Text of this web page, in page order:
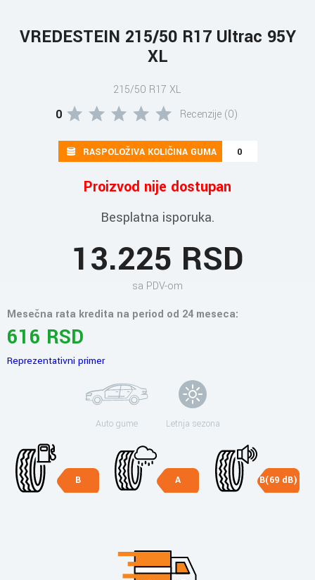
VREDESTEIN 215/50 R17 Ultrac 95Y
XL
215/50 R17 XL
0 Recenzije (0)
RASPOLOŽIVA KOLIČINA GUMA 0
Proizvod nije dostupan
Besplatna isporuka.
13.225 RSD
sa PDV-om
Mesečna rata kredita na period od 24 meseca:
616 RSD
Reprezentativni primer
Auto gume Letnja sezona
B A B(69 dB)